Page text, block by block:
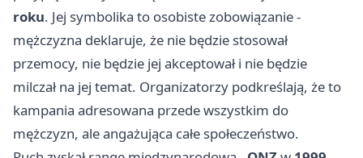
roku. Jej symbolika to osobiste zobowiązanie -
mężczyzna deklaruje, że nie będzie stosował
przemocy, nie będzie jej akceptował i nie będzie
milczał na jej temat. Organizatorzy podkreślają, że to
kampania adresowana przede wszystkim do
mężczyzn, ale angażująca całe społeczeństwo.